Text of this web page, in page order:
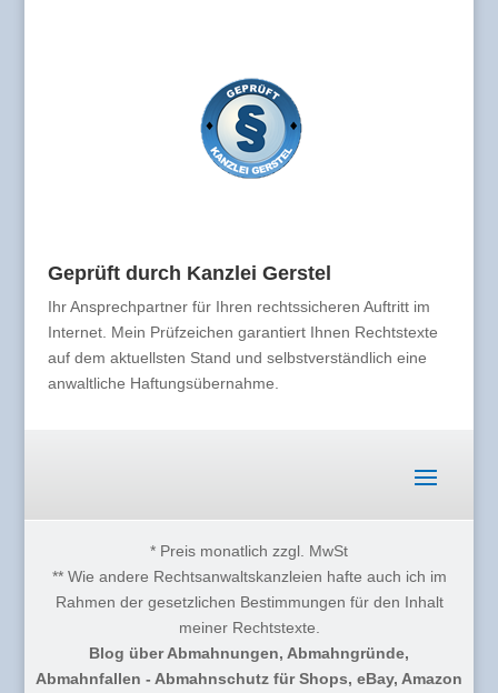
Geprüft durch Kanzlei Gerstel
Ihr Ansprechpartner für Ihren rechtssicheren Auftritt im
Internet. Mein Prüfzeichen garantiert Ihnen Rechtstexte
auf dem aktuellsten Stand und selbstverständlich eine
anwaltliche Haftungsübernahme.
* Preis monatlich zzgl. MwSt
** Wie andere Rechtsanwaltskanzleien hafte auch ich im
Rahmen der gesetzlichen Bestimmungen für den Inhalt
meiner Rechtstexte.
Blog über Abmahnungen, Abmahngründe,
Abmahnfallen - Abmahnschutz für Shops, eBay, Amazon